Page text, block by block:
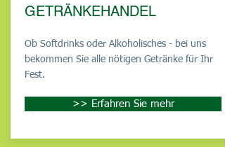
GETRÄNKEHANDEL
Ob Softdrinks oder Alkoholisches - bei uns
bekommen Sie alle nötigen Getränke für Ihr
Fest.
>> Erfahren Sie mehr